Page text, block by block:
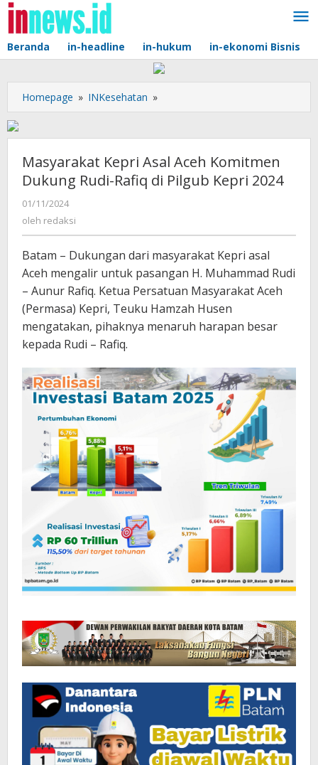
Lewati
konten
Beranda in-headline in-hukum in-ekonomi Bisnis
Homepage » INKesehatan »
Kepri
Aceh
Komitmen
Dukung
Rudi-
2024
Masyarakat Kepri Asal Aceh Komitmen
Dukung Rudi-Rafiq di Pilgub Kepri 2024
01/11/2024
redaksi
oleh redaksi
Batam – Dukungan dari masyarakat Kepri asal
Aceh mengalir untuk pasangan H. Muhammad Rudi
– Aunur Rafiq. Ketua Persatuan Masyarakat Aceh
(Permasa) Kepri, Teuku Hamzah Husen
mengatakan, pihaknya menaruh harapan besar
kepada Rudi – Rafiq.